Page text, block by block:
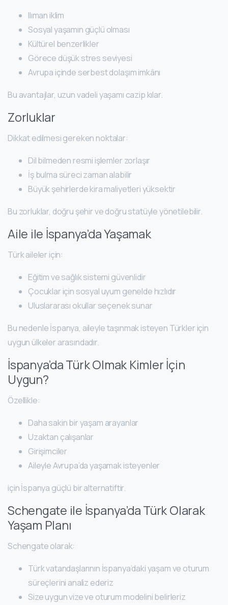
Ilıman iklim
Sosyal yaşamın güçlü olması
Kültürel benzerlikler
Görece düşük stres seviyesi
Avrupa içinde serbest dolaşım imkânı
Bu avantajlar, uzun vadeli yaşamı cazip kılar.
Zorluklar
Dikkat edilmesi gereken noktalar:
Dil bilmeden resmi işlemler zorlaşır
İş bulma süreci zaman alabilir
Büyük şehirlerde kira maliyetleri yüksektir
Bu zorluklar, doğru şehir ve doğru statüyle yönetilebilir.
Aile ile İspanya’da Yaşamak
Türk aileler için:
Eğitim ve sağlık sistemi güvenlidir
Çocuklar için sosyal uyum genelde hızlıdır
Uluslararası okullar seçenek sunar
Bu nedenle İspanya, aileyle taşınmak isteyen Türkler için
uygun ülkeler arasındadır.
İspanya’da Türk Olmak Kimler İçin
Uygun?
Özellikle:
Daha sakin bir yaşam arayanlar
Uzaktan çalışanlar
Girişimciler
Aileyle Avrupa’da yaşamak isteyenler
için İspanya güçlü bir alternatiftir.
Schengate ile İspanya’da Türk Olarak
Yaşam Planı
Schengate olarak:
Türk vatandaşlarının İspanya’daki yaşam ve oturum
süreçlerini analiz ederiz
Size uygun vize ve oturum modelini belirleriz